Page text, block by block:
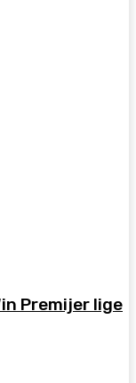
Premijer lige